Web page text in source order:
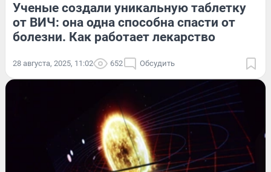
Ученые создали уникальную таблетку
от ВИЧ: она одна способна спасти от
болезни. Как работает лекарство
28 августа, 2025, 11:02 652 Обсудить